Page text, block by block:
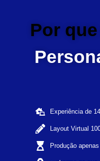
Por
Experiência de
Layout Virtual
Produção